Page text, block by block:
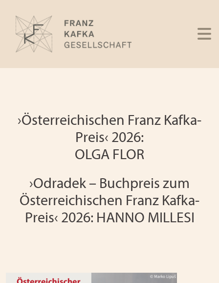
›Österreichischen Franz Kafka-
Preis‹ 2026:
OLGA FLOR
›Odradek – Buchpreis zum
Österreichischen Franz Kafka-
Preis‹ 2026: HANNO MILLESI